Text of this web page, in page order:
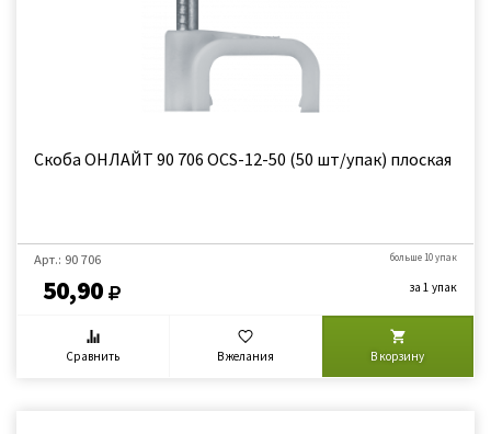
Скоба ОНЛАЙТ 90 706 OCS-12-50 (50 шт/упак) плоская
Арт.: 90 706
50,90
больше 10 упак
за 1 упак
Сравнить В желания В корзину